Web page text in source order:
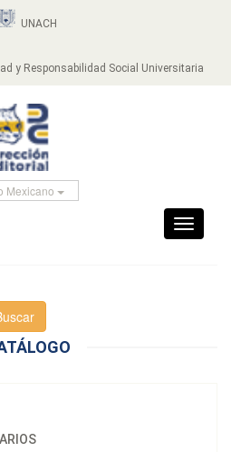
UNACH
y Responsabilidad Social Universitaria
Mexicano
Toggle